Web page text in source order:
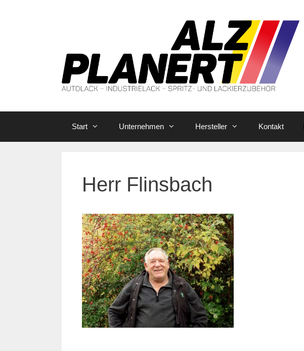
Start Unternehmen Hersteller Kontakt
Herr Flinsbach